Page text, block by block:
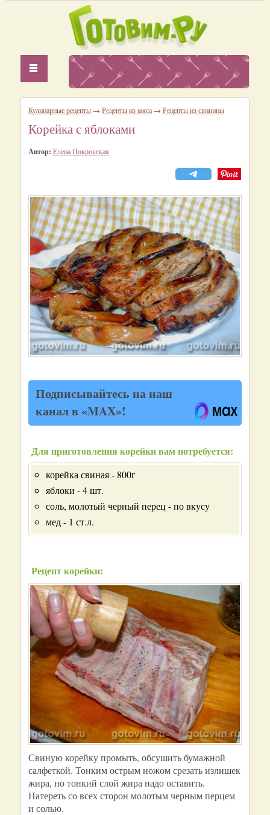
Кулинарные рецепты → Рецепты из мяса → Рецепты из свинины
Корейка с яблоками
Автор: Елена Покровская
Подписывайтесь на наш
канал в «MAX»!
Для приготовления корейки вам потребуется:
корейка свиная - 800г
яблоки - 4 шт.
соль, молотый черный перец - по вкусу
мед - 1 ст.л.
Рецепт корейки:
Свиную корейку промыть, обсушить бумажной
салфеткой. Тонким острым ножом срезать излишек
жира, но тонкий слой жира надо оставить.
Натереть со всех сторон молотым черным перцем
и солью.